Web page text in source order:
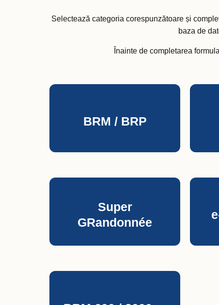
Selectează categoria corespunzătoare și
baza de
Înainte de completarea
BRM / BRP
Super
GRandonnée